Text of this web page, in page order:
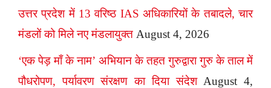
उत्तर प्रदेश में 13 वरिष्ठ IAS अधिकारियों के तबादले, चार
मंडलों को मिले नए मंडलायुक्त August 4, 2026
‘एक पेड़ माँ के नाम’ अभियान के तहत गुरुद्वारा गुरु के ताल में
पौधरोपण, पर्यावरण संरक्षण का दिया संदेश August 4,